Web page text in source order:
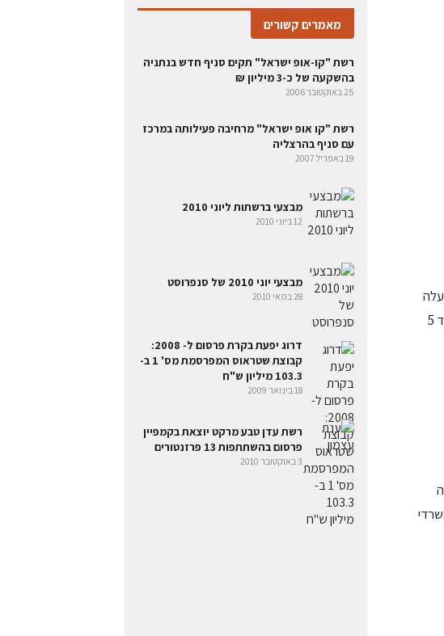
מעלה
אדומים, גבעת זאב, בית שמש, אשדוד, יבנה, רחובות, גבעתיים, נתניה ועוד, ובשנת 2007 צפוייה לפתוח עוד 5
מאמרים קשורים
רשת "קו-אופ ישראל" תקים סניף חדש בנתניה
בהשקעה של כ-3 מיליון ₪
25 באוקטובר 2006
רשת "קו אופ ישראל" מרחיבה פעילותה במרכז
עם סניף בהרצליה
19 באפריל 2007
מבצעי ברשתות ליוני 2010
12 ביוני 2010
מבצעי יוני 2010 של סנפרוסט
28 במאי 2010
דרוג יפעת בקרת פרסום ל- 2008:
קבוצת שטראוס המפרסמת מס' 1 ב-
103.3 מיליון ש"ח
18 בינואר 2009
רשת עדן טבע מרקט יוצאת בקמפיין
פרסום בהשתתפות 13 פרזנטורים
3 באוקטובר 2010